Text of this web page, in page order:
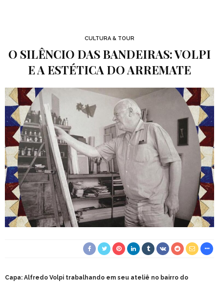
CULTURA & TOUR
O SILÊNCIO DAS BANDEIRAS: VOLPI
E A ESTÉTICA DO ARREMATE
Capa: Alfredo Volpi trabalhando em seu ateliê no bairro do